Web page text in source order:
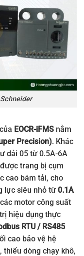
EOCR-iFMS nằm
Precision). Khác
dải 05 từ 0.5A-6A
trang bị cụm
cao bám tải, cho
lực siêu nhỏ từ0.1A
motor công suất
hiệu dụng thực
RTU / RS485
cao bảo vệ hệ
dòng chạy khô,